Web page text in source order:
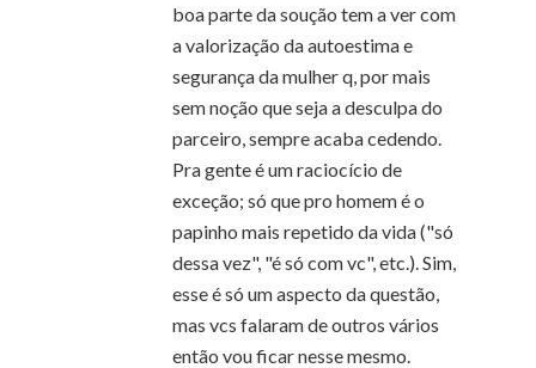
boa parte da soução tem a ver com
a valorização da autoestima e
segurança da mulher q, por mais
sem noção que seja a desculpa do
parceiro, sempre acaba cedendo.
Pra gente é um raciocício de
exceção; só que pro homem é o
papinho mais repetido da vida ("só
dessa vez", "é só com vc", etc.). Sim,
esse é só um aspecto da questão,
mas vcs falaram de outros vários
então vou ficar nesse mesmo.